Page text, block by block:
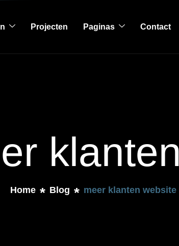
Projecten Paginas Contact
Home Blog meer klanten website